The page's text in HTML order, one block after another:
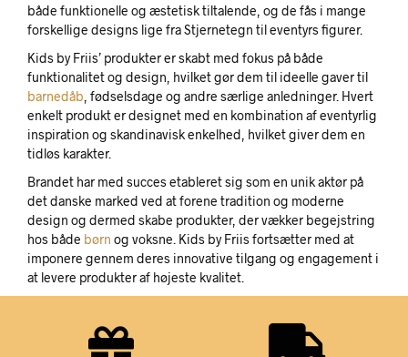
både funktionelle og æstetisk tiltalende, og de fås i mange
forskellige designs lige fra Stjernetegn til eventyrs figurer.
Kids by Friis’ produkter er skabt med fokus på både
funktionalitet og design, hvilket gør dem til ideelle gaver til
barnedåb , fødselsdage og andre særlige anledninger. Hvert
enkelt produkt er designet med en kombination af eventyrlig
inspiration og skandinavisk enkelhed, hvilket giver dem en
tidløs karakter.
Brandet har med succes etableret sig som en unik aktør på
det danske marked ved at forene tradition og moderne
design og dermed skabe produkter, der vækker begejstring
hos både børn og voksne. Kids by Friis fortsætter med at
imponere gennem deres innovative tilgang og engagement i
at levere produkter af højeste kvalitet.